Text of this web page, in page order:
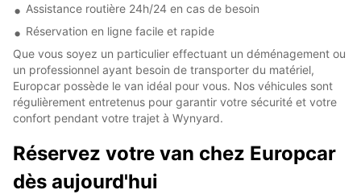
Assistance routière 24h/24 en cas de besoin
Réservation en ligne facile et rapide
Que vous soyez un particulier effectuant un déménagement ou
un professionnel ayant besoin de transporter du matériel,
Europcar possède le van idéal pour vous. Nos véhicules sont
régulièrement entretenus pour garantir votre sécurité et votre
confort pendant votre trajet à Wynyard.
Réservez votre van chez Europcar
dès aujourd'hui